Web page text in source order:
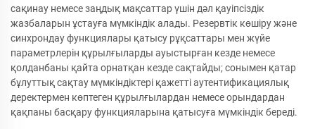
сақинау немесе заңдық мақсаттар үшін дәл қауіпсіздік
жазбаларын ұстауға мүмкіндік алады. Резервтік көшіру және
синхрондау функциялары қатысу рұқсаттары мен жүйе
параметрлерін құрылғыларды ауыстырған кезде немесе
қолданбаны қайта орнатқан кезде сақтайды; сонымен қатар
бұлуттық сақтау мүмкіндіктері қажетті аутентификациялық
деректермен көптеген құрылғылардан немесе орындардан
қақпаны басқару функцияларына қатысуға мүмкіндік береді.